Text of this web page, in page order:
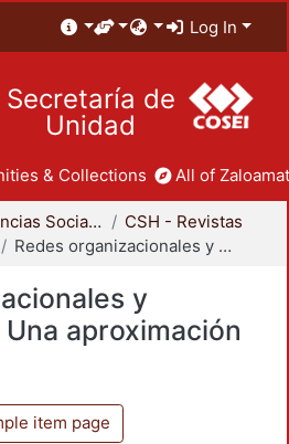
Log In
Secretaría de
Unidad
& Collections All of
División de Ciencias Sociales y Humanidades
CSH - Revistas
Redes organizacionales y conocimiento. Una aproximación conceptual
y
aproximación
item page